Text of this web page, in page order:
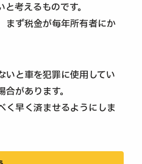
考えるものです。
まず税金が毎年所有者にか
いと車を犯罪に使用してい
があります。
く早く済ませるようにしま